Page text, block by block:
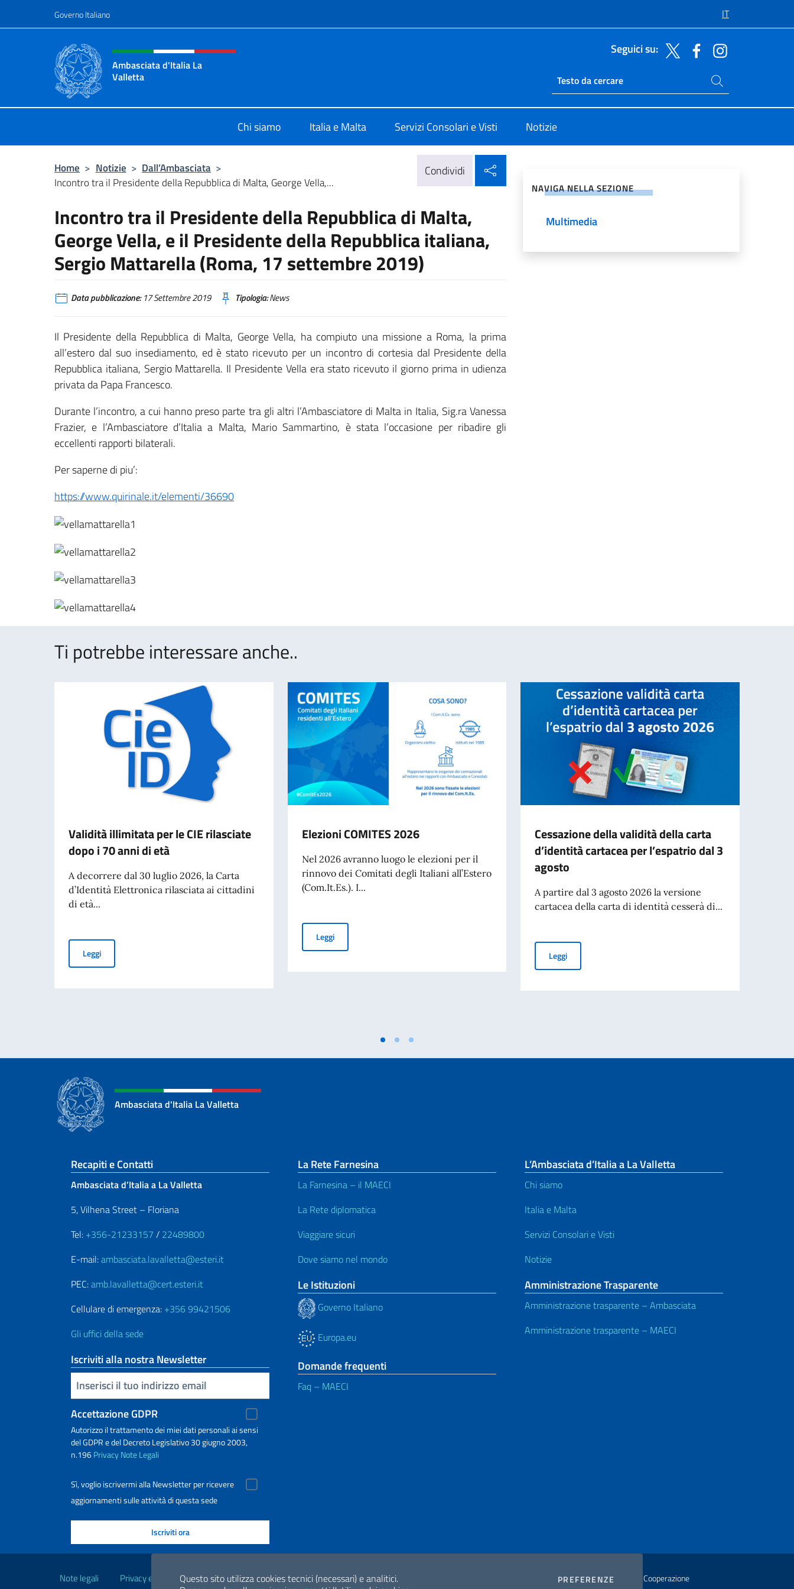
Questo sito utilizza cookies tecnici (necessari) e analitici.
PREFERENZE COOKIES
Governo Italiano IT
Intestazione sito, social e menù
Ambasciata d'Italia La
Valletta
Seguici su:
Ricerca sito live
Cerca nel sito
Chi siamo Italia e Malta Servizi Consolari e Visti Notizie
Home > Notizie > Dall’Ambasciata >
Incontro tra il Presidente della Repubblica di Malta, George Vella,...
Condividi
Incontro tra il Presidente della Repubblica di Malta,
George Vella, e il Presidente della Repubblica italiana,
Sergio Mattarella (Roma, 17 settembre 2019)
Data pubblicazione:17 Settembre 2019 Tipologia:News
Il Presidente della Repubblica di Malta, George Vella, ha compiuto una missione a Roma, la prima
all’estero dal suo insediamento, ed è stato ricevuto per un incontro di cortesia dal Presidente della
Repubblica italiana, Sergio Mattarella. Il Presidente Vella era stato ricevuto il giorno prima in udienza
privata da Papa Francesco.
Durante l’incontro, a cui hanno preso parte tra gli altri l’Ambasciatore di Malta in Italia, Sig.ra Vanessa
Frazier, e l’Ambasciatore d’Italia a Malta, Mario Sammartino, è stata l’occasione per ribadire gli
eccellenti rapporti bilaterali.
Per saperne di piu’:
https://www.quirinale.it/elementi/36690
NAVIGA NELLA SEZIONE
Multimedia
Ti potrebbe interessare anche..
Validità illimitata per le CIE rilasciate
dopo i 70 anni di età
A decorrere dal 30 luglio 2026, la Carta
d’Identità Elettronica rilasciata ai cittadini
di età...
LeggiValidità illimitata per le CIE rilasciate dopo i 70 anni di età
Elezioni COMITES 2026
Nel 2026 avranno luogo le elezioni per il
rinnovo dei Comitati degli Italiani all’Estero
(Com.It.Es.). I...
LeggiElezioni COMITES 2026
Cessazione della validità della carta
d’identità cartacea per l’espatrio dal 3
agosto
A partire dal 3 agosto 2026 la versione
cartacea della carta di identità cesserà di...
LeggiCessazione della validità della carta d’identità cartacea per
Ambasciata d'Italia La Valletta
Sezione footer
Recapiti e Contatti
Ambasciata d’Italia a La Valletta
5, Vilhena Street – Floriana
Tel: +356-21233157 / 22489800
E-mail:ambasciata.lavalletta@esteri.it
PEC:amb.lavalletta@cert.esteri.it
Cellulare di emergenza: +356 99421506
Gli uffici della sede
Iscriviti alla nostra Newsletter
Inserisci la tua email
Accettazione GDPR
Autorizzo il trattamento dei miei dati personali ai sensi
del GDPR e del Decreto Legislativo 30 giugno 2003,
n.196PrivacyNote Legali
Sì, voglio iscrivermi alla Newsletter per ricevere
aggiornamenti sulle attività di questa sede
La Rete Farnesina
La Farnesina – il MAECI
La Rete diplomatica
Viaggiare sicuri
Dove siamo nel mondo
Le Istituzioni
Governo Italiano
Europa.eu
Domande frequenti
Faq – MAECI
L’Ambasciata d’Italia a La Valletta
Chi siamo
Italia e Malta
Servizi Consolari e Visti
Notizie
Amministrazione Trasparente
Amministrazione trasparente – Ambasciata
Amministrazione trasparente – MAECI
Note legali Privacy e cookie policy Dichiarazione di accessibilità
2026 Copyright Ministero degli Affari Esteri e della Cooperazione